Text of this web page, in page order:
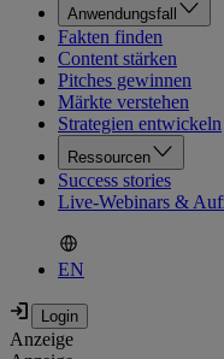
Anwendungsfall
Fakten finden
Content stärken
Pitches gewinnen
Märkte verstehen
Strategien entwickeln
Ressourcen
Success stories
Live-Webinars &
EN
Anzeige